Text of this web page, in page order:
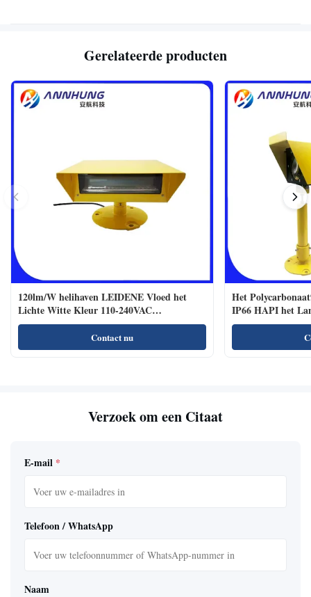
Gerelateerde producten
120lm/W helihaven LEIDENE Vloed het
Lichte Witte Kleur 110-240VAC
Regelmatige Branden
Contact nu
Het
IP66 HAPI het
Verzoek om een Citaat
E-mail *
Telefoon / WhatsApp
Naam